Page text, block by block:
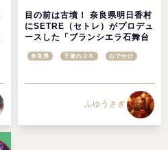
目の前は古墳！ 奈良県明日香村
にSETRE（セトレ）がプロデュ
ースした「ブランシエラ石舞台
迫る♬
奈良県 子連れＯＫ おでかけ
ふゆうさぎ